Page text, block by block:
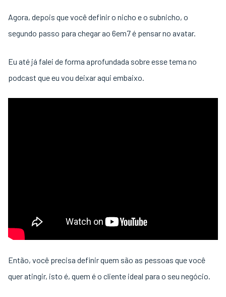
Agora, depois que você definir o nicho e o subnicho, o
segundo passo para chegar ao 6em7 é pensar no avatar.
Eu até já falei de forma aprofundada sobre esse tema no
podcast que eu vou deixar aqui embaixo.
Então, você precisa definir quem são as pessoas que você
quer atingir, isto é, quem é o cliente ideal para o seu negócio.